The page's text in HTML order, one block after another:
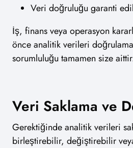
Veri doğruluğu garanti
İş, finans veya operasyon
önce analitik verileri
sorumluluğu tamamen size
Veri Saklama ve
Gerektiğinde analitik verileri
birleştirebilir, değiştirebilir